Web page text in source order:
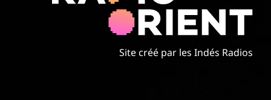
Site créé par les Indés Radios